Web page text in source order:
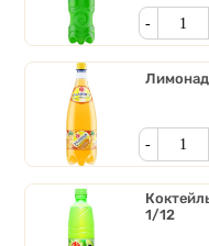
Кол-во
Лимонад
Кол-во
1/12